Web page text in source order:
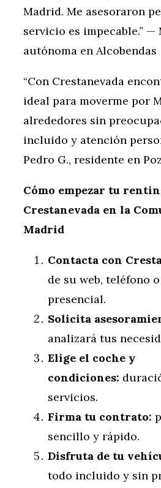
Madrid. Me asesoraron
servicio es impecable.” —
autónoma en Alcobendas
“Con Crestanevada
ideal para moverme por
alrededores sin
incluido y atención
Pedro G., residente en
Cómo empezar tu
Crestanevada en la
Madrid
Contacta con
de su web, teléfono
presencial.
Solicita
analizará tus
Elige el coche y
condiciones:
servicios.
Firma tu contrato:
sencillo y rápido.
Disfruta de tu
todo incluido y sin